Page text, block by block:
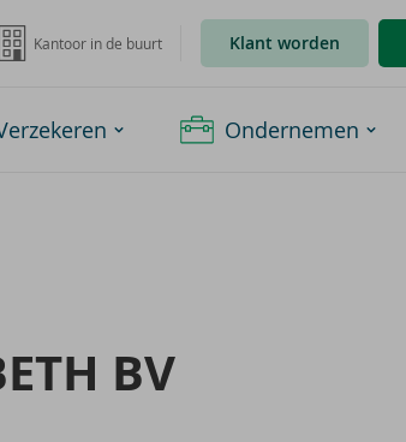
Kantoor in de buurt Klant worden
Ondernemen
BV